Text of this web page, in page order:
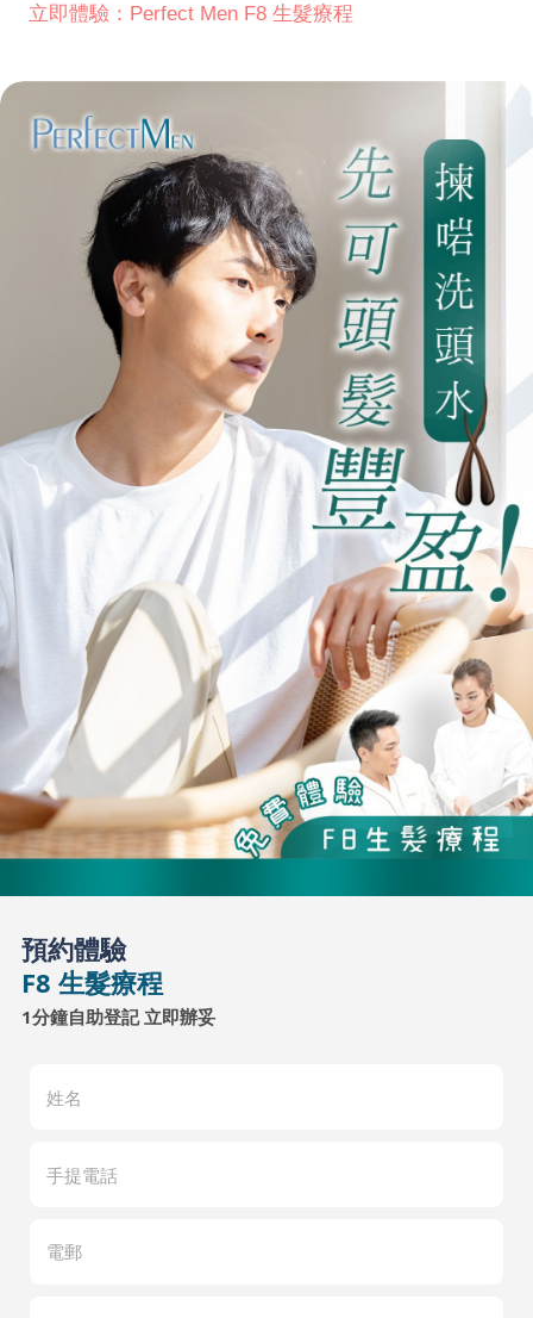
立即體驗：Perfect Men F8 生髮療程
預約體驗
F8 生髮療程
1分鐘自助登記 立即辦妥